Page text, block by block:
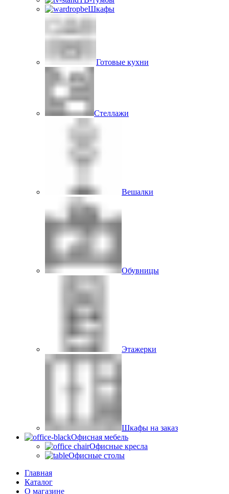
Шкафы
Готовые кухни
Стеллажи
Вешалки
Обувницы
Этажерки
Шкафы на заказ
Офисная мебель
Офисные кресла
Офисные столы
Главная
Каталог
О магазине